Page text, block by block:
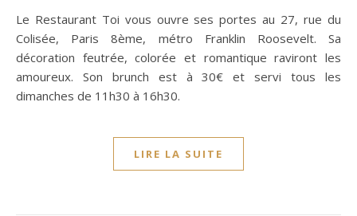
Le Restaurant Toi vous ouvre ses portes au 27, rue du
Colisée, Paris 8ème, métro Franklin Roosevelt. Sa
décoration feutrée, colorée et romantique raviront les
amoureux. Son brunch est à 30€ et servi tous les
dimanches de 11h30 à 16h30.
LIRE LA SUITE